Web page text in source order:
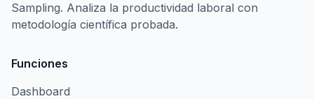
Sampling. Analiza la productividad laboral con
metodología científica probada.
Funciones
Dashboard